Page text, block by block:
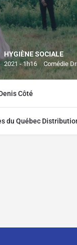
HYGIÈNE SOCIALE
2021 - 1h16 Comédie
Côté
du Québec